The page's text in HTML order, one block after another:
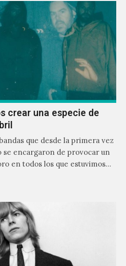
crear una especie de
que desde la primera vez
se encargaron de provocar un
en todos los que estuvimos